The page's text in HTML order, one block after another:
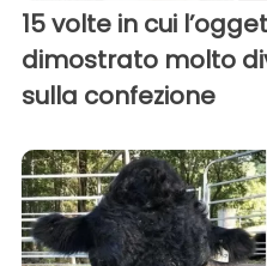
15 volte in cui
dimostrato molto
sulla confezione